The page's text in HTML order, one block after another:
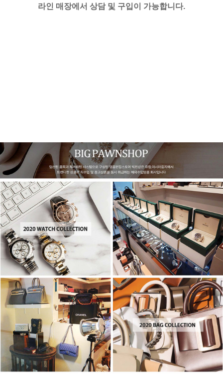
라인 매장에서 상담 및 구입이 가능합니다.